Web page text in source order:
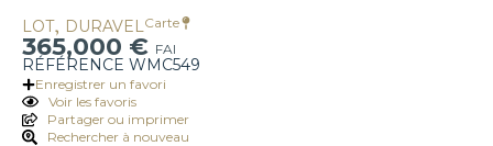
LOT, DURAVELCarte
365,000 € FAI
RÉFÉRENCE WMC549
Enregistrer un favori
Partager ou imprimer
Voir les favoris
Rechercher à nouveau